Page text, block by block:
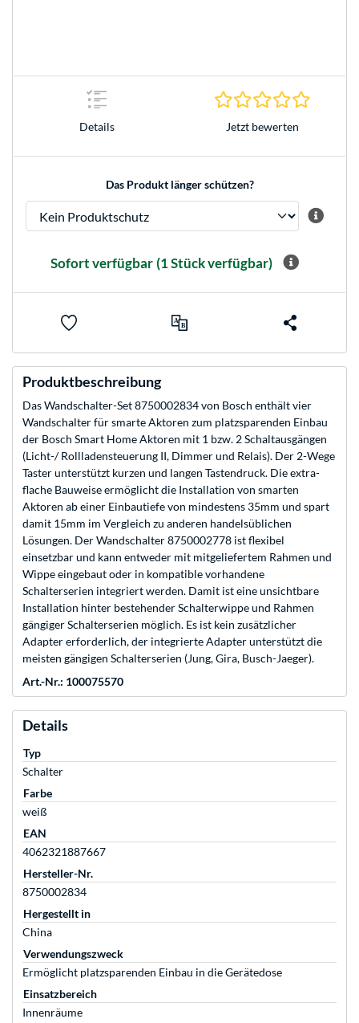
Details Jetzt bewerten
Das Produkt länger schützen?
Sofort verfügbar (1 Stück verfügbar)
Produktbeschreibung
Das Wandschalter-Set 8750002834 von Bosch enthält vier
Wandschalter für smarte Aktoren zum platzsparenden Einbau
der Bosch Smart Home Aktoren mit 1 bzw. 2 Schaltausgängen
(Licht-/ Rollladensteuerung II, Dimmer und Relais). Der 2-Wege
Taster unterstützt kurzen und langen Tastendruck. Die extra-
flache Bauweise ermöglicht die Installation von smarten
Aktoren ab einer Einbautiefe von mindestens 35mm und spart
damit 15mm im Vergleich zu anderen handelsüblichen
Lösungen. Der Wandschalter 8750002778 ist flexibel
einsetzbar und kann entweder mit mitgeliefertem Rahmen und
Wippe eingebaut oder in kompatible vorhandene
Schalterserien integriert werden. Damit ist eine unsichtbare
Installation hinter bestehender Schalterwippe und Rahmen
gängiger Schalterserien möglich. Es ist kein zusätzlicher
Adapter erforderlich, der integrierte Adapter unterstützt die
meisten gängigen Schalterserien (Jung, Gira, Busch-Jaeger).
Art.-Nr.: 100075570
Details
Typ
Schalter
Farbe
weiß
EAN
4062321887667
Hersteller-Nr.
8750002834
Hergestellt in
China
Verwendungszweck
Ermöglicht platzsparenden Einbau in die Gerätedose
Einsatzbereich
Innenräume